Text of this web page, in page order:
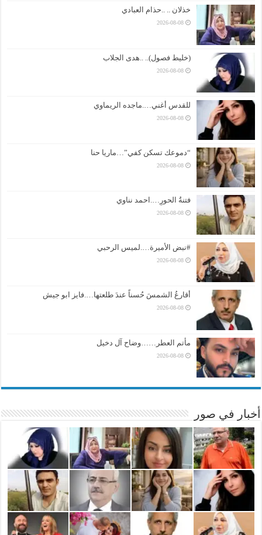
خذلان .. ..حذام العبادي
2026-08-08
(خليط فصول).. ..هدى الجلاب
2026-08-08
للقدس أغني….ماجده الريماوي
2026-08-08
“دموعك تسكن كفي”…ماريا حنا
2026-08-08
فتنةُ الحورِ….احمد نناوي
2026-08-08
#نبض الأميرة….لميس الرحبي
2026-08-08
أقارعُ الشمسَ حُسناً عندَ طلعتها….فايز ابو جيش
2026-08-08
مأتم العطر……وضاح آل دخيل
2026-08-08
أخبار في صور